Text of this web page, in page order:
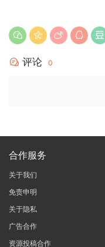
评论 0
合作服务
关于我们
免责申明
关于隐私
广告合作
资源投稿合作